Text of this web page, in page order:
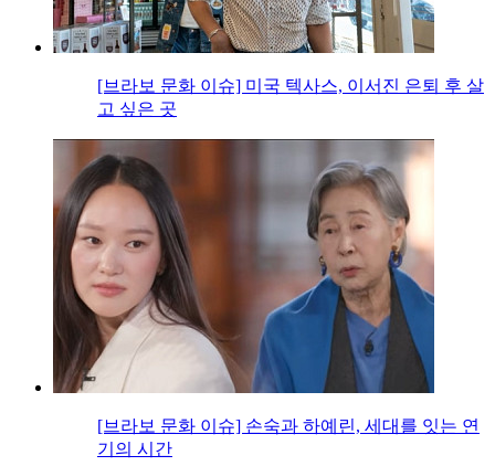
[브라보 문화 이슈] 미국 텍사스, 이서진 은퇴 후 살
고 싶은 곳
[브라보 문화 이슈] 손숙과 하예린, 세대를 잇는 연
기의 시간